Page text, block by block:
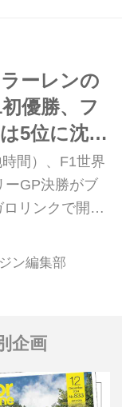
ないまま5
目の接触でマ
影響でリタイ
ーバーテイクで
アストリが逆転
はフェラーリ
プ戦略の前に
ストリが、見
した。 レー
ーレンの
優勝、フ
5位に沈む
決勝】
間）、F1世界
ーGP決勝がブ
リンクで開催
トリがF1初優
ンド・ノリス
1-2フィニッ
タッペンは5
2ストップ戦略
ップ戦略を成
ン編集部
企画